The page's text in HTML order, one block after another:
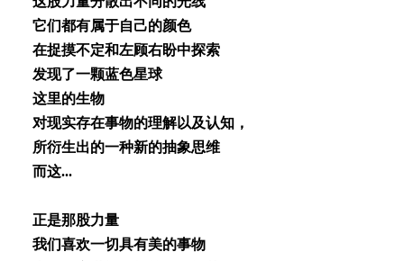
它们都有属于⾃⼰的颜⾊
在捉摸不定和左顾右盼中探索
发现了⼀颗蓝⾊星球
这⾥的⽣物
对现实存在事物的理解以及认知，
所衍⽣出的⼀种新的抽象思维
⽽这...
正是那股⼒量
我们喜欢⼀切具有美的事物